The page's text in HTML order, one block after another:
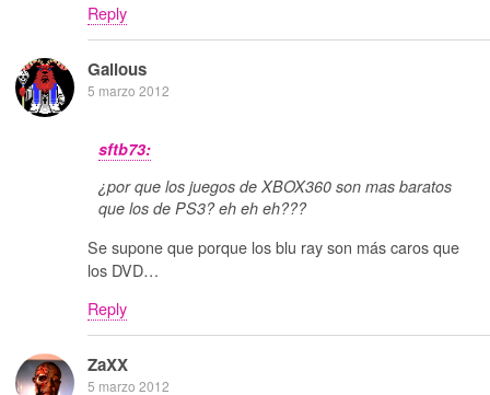
Reply
Galious
5 marzo 2012
sftb73:
¿por que los juegos de XBOX360 son mas baratos
que los de PS3? eh eh eh???
Se supone que porque los blu ray son más caros que
los DVD…
Reply
ZaXX
5 marzo 2012